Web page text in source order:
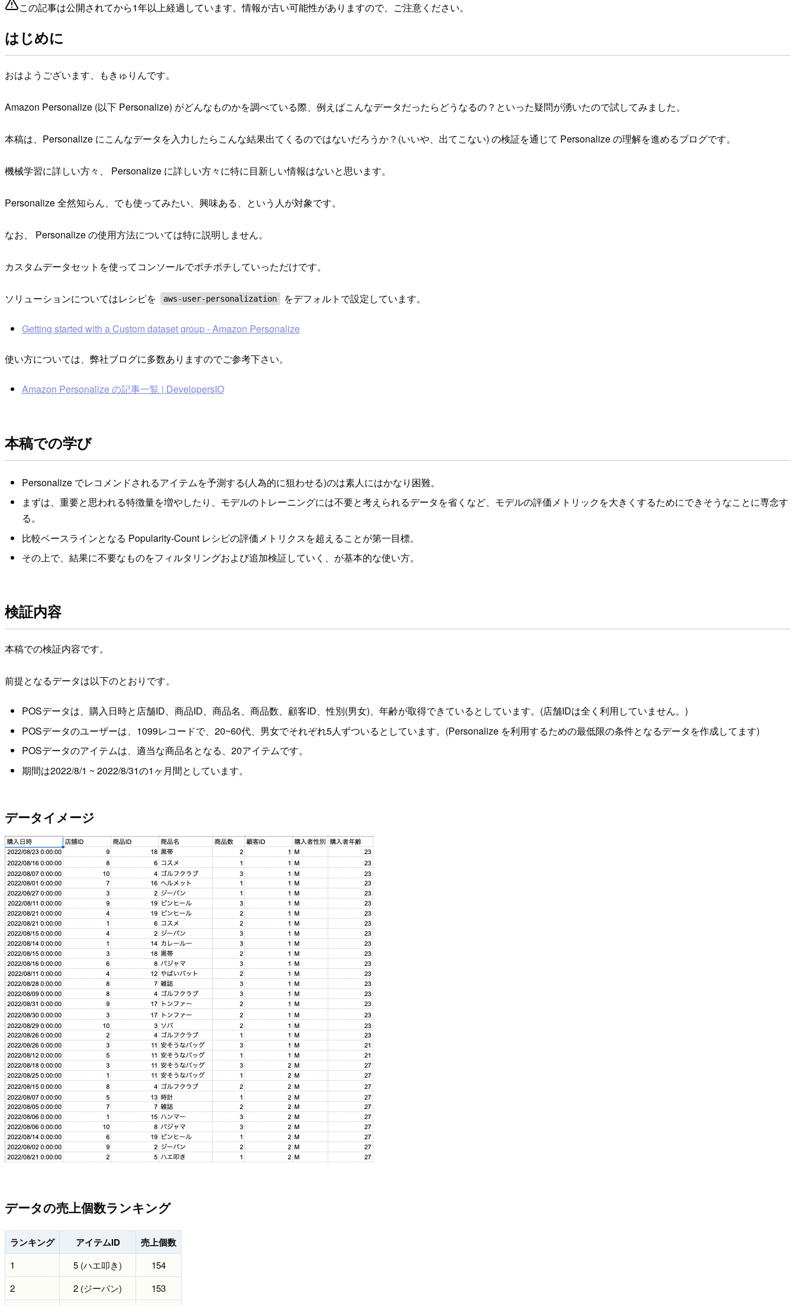
この記事は公開されてから1年以上経過しています。情報が古い可能性がありますので、ご注意ください。
はじめに
おはようございます、もきゅりんです。
Amazon Personalize (以下 Personalize) がどんなものかを調べている際、例えばこんなデータだったらどうなるの？といった疑問が湧いたので試してみました。
本稿は、Personalize にこんなデータを入力したらこんな結果出てくるのではないだろうか？(いいや、出てこない) の検証を通じて Personalize の理解を進めるブログです。
機械学習に詳しい方々、 Personalize に詳しい方々に特に目新しい情報はないと思います。
Personalize 全然知らん、でも使ってみたい、興味ある、という人が対象です。
なお、 Personalize の使用方法については特に説明しません。
カスタムデータセットを使ってコンソールでポチポチしていっただけです。
ソリューションについてはレシピを aws-user-personalization をデフォルトで設定しています。
Getting started with a Custom dataset group - Amazon Personalize
使い方については、弊社ブログに多数ありますのでご参考下さい。
Amazon Personalize の記事一覧 | DevelopersIO
本稿での学び
Personalize でレコメンドされるアイテムを予測する(人為的に狙わせる)のは素人にはかなり困難。
まずは、重要と思われる特徴量を増やしたり、モデルのトレーニングには不要と考えられるデータを省くなど、モデルの評価メトリックを大きくするためにできそうなことに専念す
る。
比較ベースラインとなる Popularity-Count レシピの評価メトリクスを超えることが第一目標。
その上で、結果に不要なものをフィルタリングおよび追加検証していく、が基本的な使い方。
検証内容
本稿での検証内容です。
前提となるデータは以下のとおりです。
POSデータは、購入日時と店舗ID、商品ID、商品名、商品数、顧客ID、性別(男女)、年齢が取得できているとしています。(店舗IDは全く利用していません。)
POSデータのユーザーは、1099レコードで、20~60代、男女でそれぞれ5人ずついるとしています。(Personalize を利用するための最低限の条件となるデータを作成してます)
POSデータのアイテムは、適当な商品名となる、20アイテムです。
期間は2022/8/1 ~ 2022/8/31の1ヶ月間としています。
データイメージ
データの売上個数ランキング
ランキング アイテムID 売上個数
1 5 (ハエ叩き)
154
2
2 (ジーパン)
153